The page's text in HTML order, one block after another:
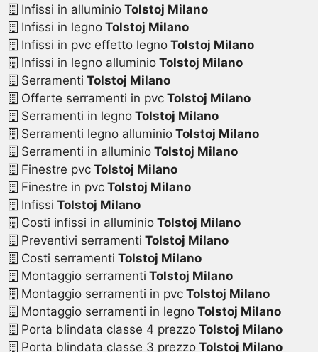
Infissi in alluminioTolstoj Milano
Infissi in legnoTolstoj Milano
Infissi in pvc effetto legnoTolstoj Milano
Infissi in legno alluminioTolstoj Milano
Serramenti Tolstoj Milano
Offerte serramenti in pvcTolstoj Milano
Serramenti in legnoTolstoj Milano
Serramenti legno alluminioTolstoj Milano
Serramenti in alluminioTolstoj Milano
Finestre pvcTolstoj Milano
Finestre in pvcTolstoj Milano
Infissi Tolstoj Milano
Costi infissi in alluminioTolstoj Milano
Preventivi serramenti Tolstoj Milano
Costi serramenti Tolstoj Milano
Montaggio serramenti Tolstoj Milano
Montaggio serramenti in pvcTolstoj Milano
Montaggio serramenti in legnoTolstoj Milano
Porta blindata classe 4 prezzoTolstoj Milano
Porta blindata classe 3 prezzoTolstoj Milano